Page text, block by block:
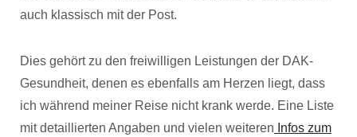
auch klassisch mit der Post.
Dies gehört zu den freiwilligen Leistungen der DAK-
Gesundheit, denen es ebenfalls am Herzen liegt, dass
ich während meiner Reise nicht krank werde. Eine Liste
mit detaillierten Angaben und vielen weiteren Infos zum